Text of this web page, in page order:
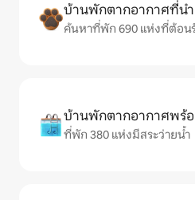
บ้านพักตากอากาศที่นำ
ค้นหาที่พัก 690 แห่งที่ต้อน
บ้านพักตากอากาศพร้อ
ที่พัก 380 แห่งมีสระว่ายน้ำ